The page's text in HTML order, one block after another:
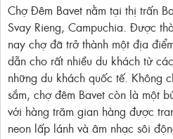
Chợ Đêm Bavet nằm tại thị trấn
Svay Rieng, Campuchia. Được
nay chợ đã trở thành một địa
dẫn cho rất nhiều du khách từ
những du khách quốc tế. Không
sắm, chợ đêm Bavet còn là một
với hàng trăm gian hàng được
neon lấp lánh và âm nhạc sôi